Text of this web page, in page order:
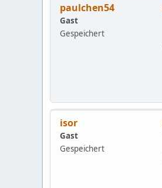
paulchen54
Gast
Gespeichert
isor
Gast
Gespeichert